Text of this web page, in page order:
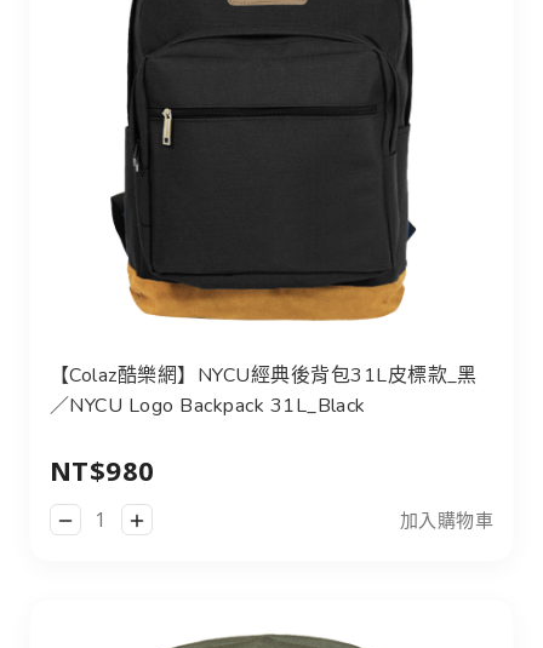
【Colaz酷樂網】NYCU經典後背包31L皮標款_黑／
【Colaz酷樂網】NYCU經典後背包31L皮標款_黑
／NYCU Logo Backpack 31L_Black
NT$980
加入購物車